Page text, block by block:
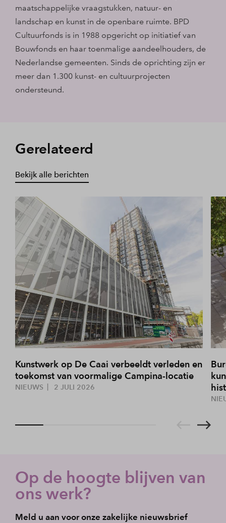
maatschappelijke vraagstukken, natuur- en
landschap en kunst in de openbare ruimte. BPD
Cultuurfonds is in 1988 opgericht op initiatief van
Bouwfonds en haar toenmalige aandeelhouders, de
Nederlandse gemeenten. Sinds de oprichting zijn er
meer dan 1.300 kunst- en cultuurprojecten
ondersteund.
Gerelateerd
Bekijk alle berichten
Kunstwerk op De Caai verbeeldt verleden en
toekomst van voormalige Campina-locatie
NIEUWS 2 JULI 2026
Op de hoogte blijven van
ons werk?
Meld u aan voor onze zakelijke nieuwsbrief